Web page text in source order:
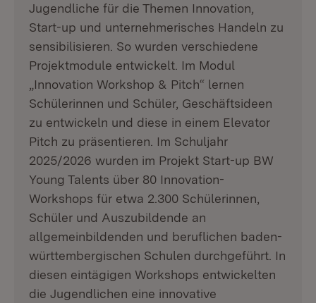
Jugendliche für die Themen Innovation,
Start-up und unternehmerisches Handeln zu
sensibilisieren. So wurden verschiedene
Projektmodule entwickelt. Im Modul
„Innovation Workshop & Pitch“ lernen
Schülerinnen und Schüler, Geschäftsideen
zu entwickeln und diese in einem Elevator
Pitch zu präsentieren. Im Schuljahr
2025/2026 wurden im Projekt Start-up BW
Young Talents über 80 Innovation-
Workshops für etwa 2.300 Schülerinnen,
Schüler und Auszubildende an
allgemeinbildenden und beruflichen baden-
württembergischen Schulen durchgeführt. In
diesen eintägigen Workshops entwickelten
die Jugendlichen eine innovative